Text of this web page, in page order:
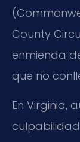
County
enmienda
que no
En Virginia,